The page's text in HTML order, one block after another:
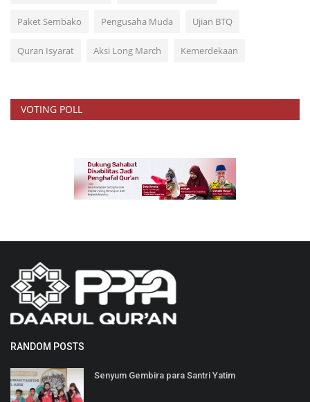
Paket Sembako Pengusaha Muda Ujian BTQ
Quran Isyarat Aksi Long March Kemerdekaan
VOTING POLL
RANDOM POSTS
Senyum Gembira para Santri Yatim